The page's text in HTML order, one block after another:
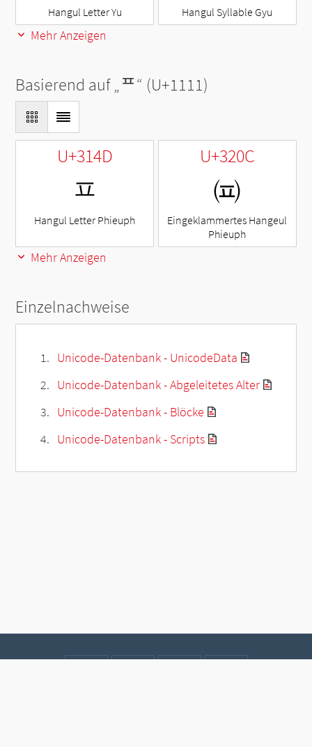
Hangul Letter Yu Hangul Syllable Gyu
Mehr Anzeigen
Basierend auf „ᄑ“ (U+1111)
U+314D
ㅍ
Hangul Letter Phieuph
U+320C
㈌
Eingeklammertes Hangeul
Phieuph
Mehr Anzeigen
Einzelnachweise
Unicode-Datenbank - UnicodeData
Unicode-Datenbank - Abgeleitetes Alter
Unicode-Datenbank - Blöcke
Unicode-Datenbank - Scripts